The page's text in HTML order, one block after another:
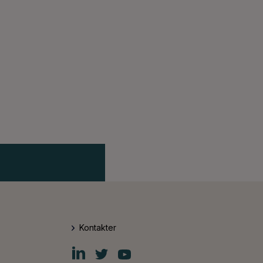
Kontakter
FiskarsFiskarsFiskars